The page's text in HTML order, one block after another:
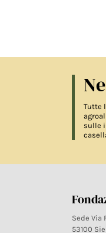
Tutte
sulle
Sede Via
53100